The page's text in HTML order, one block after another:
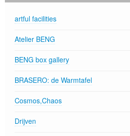
artful facilities
Atelier BENG
BENG box gallery
BRASERO: de Warmtafel
Cosmos,Chaos
Drijven